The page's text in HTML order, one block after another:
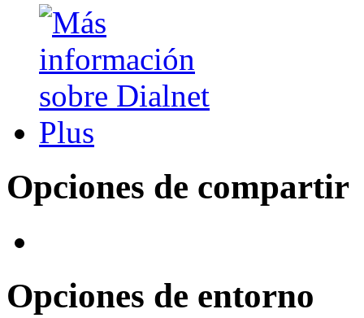
Opciones de compartir
Opciones de entorno